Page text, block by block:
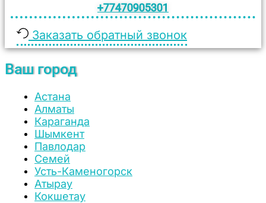
+77470905301
Заказать обратный звонок
Ваш город
Астана
Алматы
Караганда
Шымкент
Павлодар
Семей
Усть-Каменогорск
Атырау
Кокшетау